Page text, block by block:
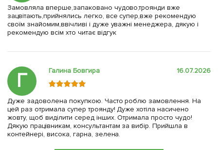
Замовляла вперше,запаковано чудово,троянди вже
зацвітають,прийнялись легко, все супер,вже рекомендую
своїм знайомим,ввічливі і дуже уважні менеджера, дякую і
рекомендую всім хто читає відгук
Г Галина Бовгира 16.07.2026
Дуже задоволена покупкою. Часто роблю замовлення. На
цей раз отримала супер троянду! Дуже хотіла насичено
жовту, щоб виділити серед інших. Отримала просто чудо!
Дякую працівникам, консультантам за вибір. Прийшла в
контейнері, висока, гарна, зелена.